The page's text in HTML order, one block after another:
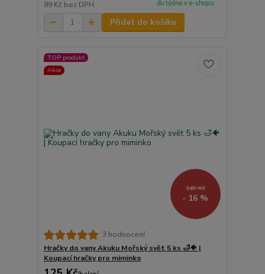
99 Kč bez DPH
do týdne v e-shopu
Přidat do košíku
TOP produkt
Akce
149 Kč
- 16 %
3 hodnocení
Hračky do vany Akuku Mořský svět 5 ks 🛁🐠 |
Koupací hračky pro miminko